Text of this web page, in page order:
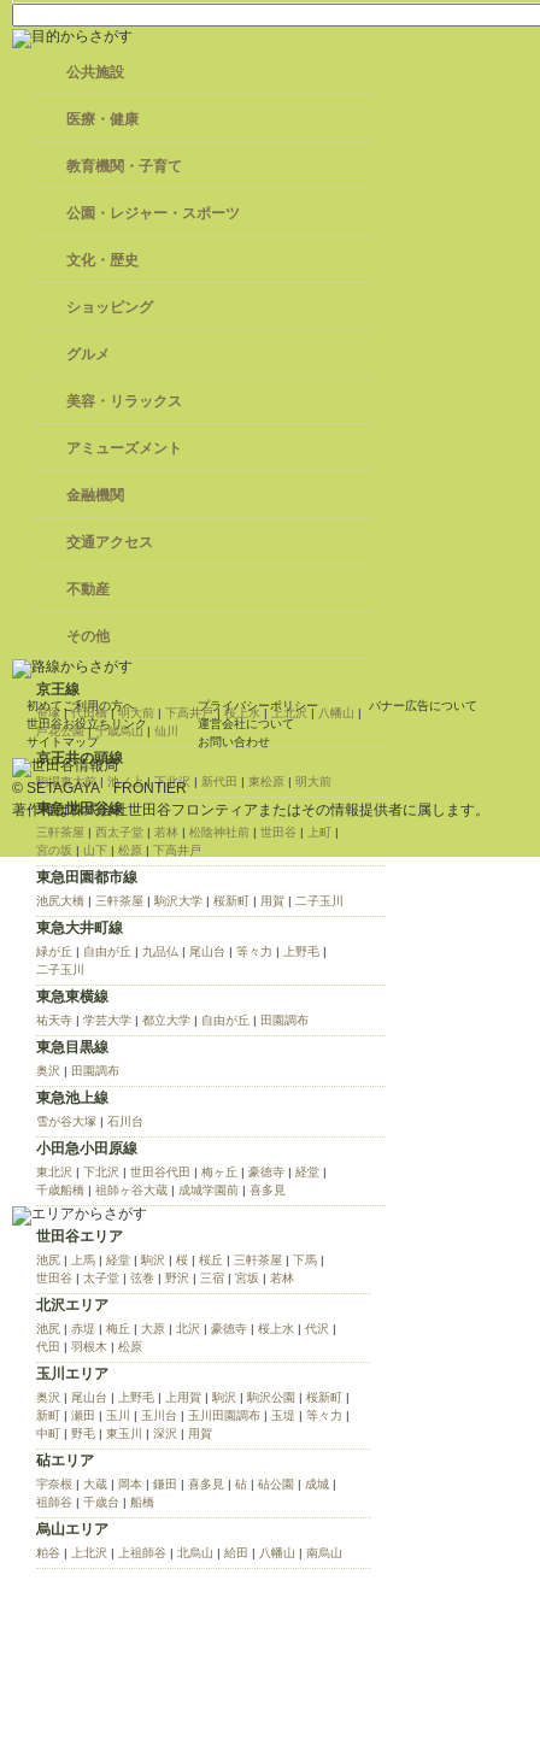
公共施設
医療・健康
教育機関・子育て
公園・レジャー・スポーツ
文化・歴史
ショッピング
グルメ
美容・リラックス
アミューズメント
金融機関
交通アクセス
不動産
その他
京王線
笹塚 |代田橋|明大前 | 下高井戸| 桜上水 |上北沢 | 八幡山 |
芦花公園|千歳烏山 | 仙川
京王井の頭線
駒場東大前| 池ノ上|下北沢 | 新代田 | 東松原 | 明大前
東急世田谷線
三軒茶屋 | 西太子堂 | 若林 | 松陰神社前 | 世田谷 | 上町 |
宮の坂 | 山下 | 松原 | 下高井戸
東急田園都市線
池尻大橋 | 三軒茶屋 | 駒沢大学 | 桜新町 | 用賀 | 二子玉川
東急大井町線
緑が丘 | 自由が丘 | 九品仏 | 尾山台 | 等々力 | 上野毛 |
二子玉川
東急東横線
祐天寺 | 学芸大学 | 都立大学 | 自由が丘 | 田園調布
東急目黒線
奥沢 | 田園調布
東急池上線
雪が谷大塚 | 石川台
小田急小田原線
東北沢 | 下北沢 | 世田谷代田 | 梅ヶ丘 | 豪徳寺 | 経堂 |
千歳船橋 | 祖師ヶ谷大蔵 | 成城学園前 | 喜多見
世田谷エリア
池尻 | 上馬 | 経堂 | 駒沢 | 桜 | 桜丘 | 三軒茶屋 | 下馬 |
世田谷 | 太子堂 | 弦巻 | 野沢 | 三宿 | 宮坂 | 若林
北沢エリア
池尻 | 赤堤 | 梅丘 | 大原 | 北沢 | 豪徳寺 | 桜上水 | 代沢 |
代田 | 羽根木 | 松原
玉川エリア
奥沢 | 尾山台 | 上野毛 | 上用賀 | 駒沢 | 駒沢公園 | 桜新町 |
新町 | 瀬田 | 玉川 | 玉川台 | 玉川田園調布 | 玉堤 | 等々力 |
中町 | 野毛 | 東玉川 | 深沢 | 用賀
砧エリア
宇奈根 | 大蔵 | 岡本 | 鎌田 | 喜多見 | 砧 | 砧公園 | 成城 |
祖師谷 | 千歳台 | 船橋
烏山エリア
粕谷 | 上北沢 | 上祖師谷 | 北烏山 | 給田 | 八幡山 | 南烏山
初めてご利用の方へ
世田谷お役立ちリンク
サイトマップ
プライバシーポリシー
運営会社について
お問い合わせ
バナー広告について
© SETAGAYA FRONTIER
著作権は株式会社世田谷フロンティアまたはその情報提供者に属します。